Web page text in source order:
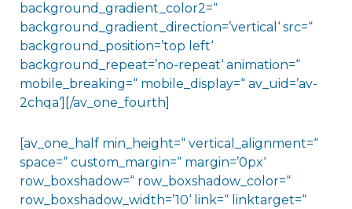
background_gradient_color2=“
background_gradient_direction=’vertical‘ src=“
background_position=’top left‘
background_repeat=’no-repeat‘ animation=“
mobile_breaking=“ mobile_display=“ av_uid=’av-
2chqa‘][/av_one_fourth]
[av_one_half min_height=“ vertical_alignment=“
space=“ custom_margin=“ margin=’0px‘
row_boxshadow=“ row_boxshadow_color=“
row_boxshadow_width=’10‘ link=“ linktarget=“